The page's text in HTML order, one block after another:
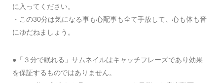
に入ってください。
・この30分は気になる事も心配事も全て手放して、心も体も音
にゆだねましょう。
●「３分で眠れる」サムネイルはキャッチフレーズであり効果
を保証するものではありません。